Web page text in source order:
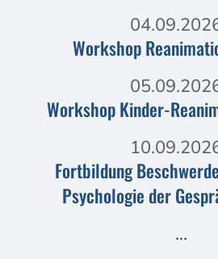
Workshop
Workshop Kinder-
Fortbildung
Psychologie der
…